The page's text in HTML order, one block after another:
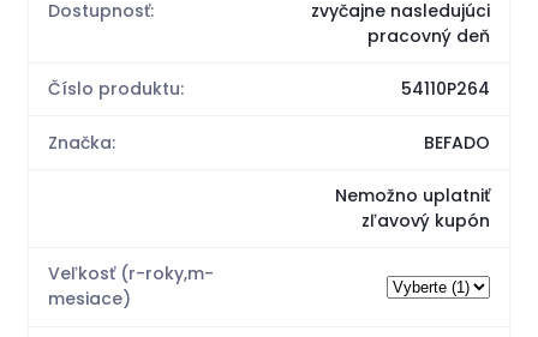
Dostupnosť:
zvyčajne nasledujúci
pracovný deň
Číslo produktu: 54110P264
Značka: BEFADO
Nemožno uplatniť
zľavový kupón
Veľkosť (r-roky,m-
mesiace)